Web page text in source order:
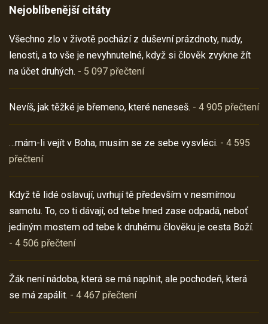
Nejoblíbenější citáty
Všechno zlo v životě pochází z duševní prázdnoty, nudy,
lenosti, a to vše je nevyhnutelné, když si člověk zvykne žít
na účet druhých. - 5 097 přečtení
Nevíš, jak těžké je břemeno, které neneseš. - 4 905 přečtení
…mám-li vejít v Boha, musím se ze sebe vysvléci. - 4 595
přečtení
Když tě lidé oslavují, uvrhují tě především v nesmírnou
samotu. To, co ti dávají, od tebe hned zase odpadá, neboť
jediným mostem od tebe k druhému člověku je cesta Boží.
- 4 506 přečtení
Žák není nádoba, která se má naplnit, ale pochodeň, která
se má zapálit. - 4 467 přečtení